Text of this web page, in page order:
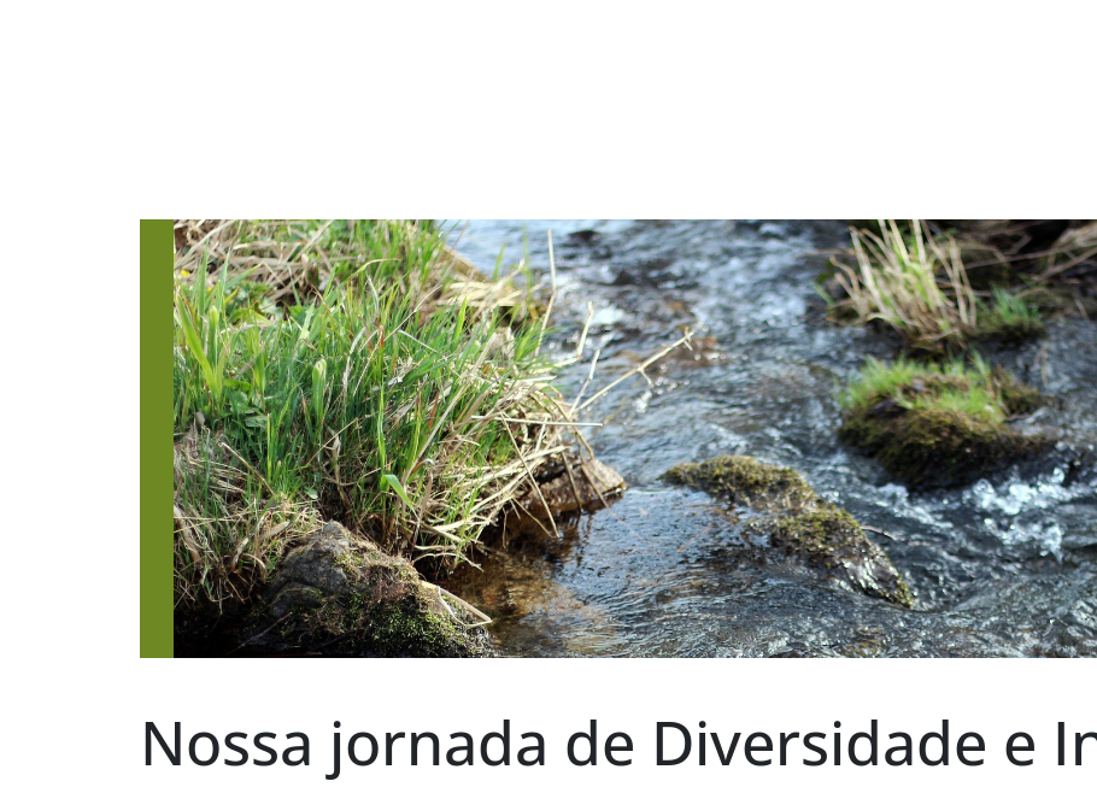
Nossa jornada de Diversidade e